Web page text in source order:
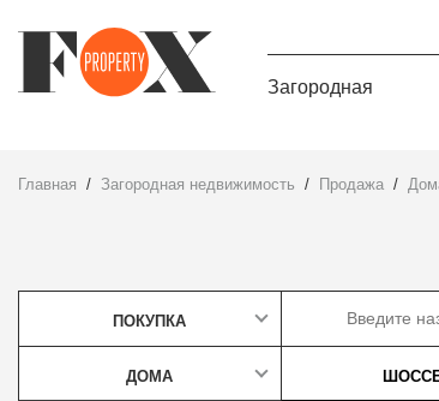
Загородная
Главная Загородная недвижимость Продажа
ПОКУПКА
ДОМА